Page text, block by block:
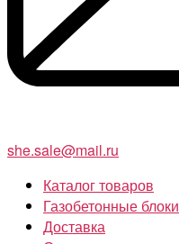
she.sale@mail.ru
Каталог товаров
Газобетонные блоки
Доставка